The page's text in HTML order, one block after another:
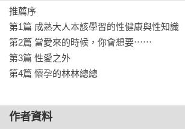
還有重要的避孕、生育等性話題，保護自己
醒，
更附上清晰圖解說明，是涵蓋心理、醫學與
述。
面概括、需要整合的治療及同理的感受。
兩性與性是既存的事實、性教育並不等於性
推薦序
第1篇 成熟大人本該學習的性健康與性知識
第2篇 當愛來的時候，你會想要⋯⋯
第3篇 性愛之外
第4篇 懷孕的林林總總
作者資料